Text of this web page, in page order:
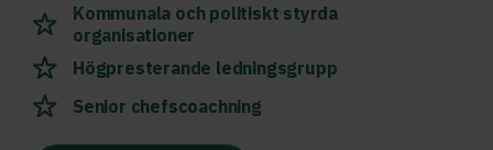
Kommunala och politiskt styrda
organisationer
Högpresterande ledningsgrupp
Senior chefscoachning